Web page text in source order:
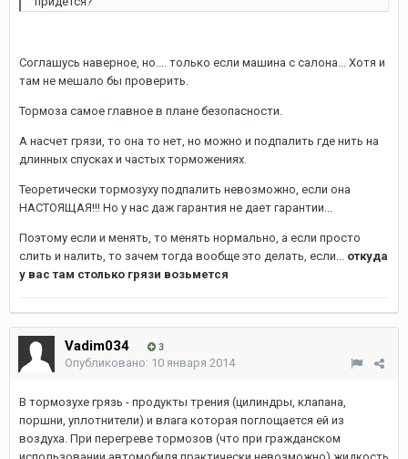
Соглашусь наверное, но.... только если машина с салона... Хотя и
там не мешало бы проверить.
Тормоза самое главное в плане безопасности.
А насчет грязи, то она то нет, но можно и подпалить где нить на
длинных спусках и частых торможениях.
Теоретически тормозуху подпалить невозможно, если она
НАСТОЯЩАЯ!!! Но у нас даж гарантия не дает гарантии...
Поэтому если и менять, то менять нормально, а если просто
слить и налить, то зачем тогда вообще это делать, если... откуда
у вас там столько грязи возьмется
Vadim034 3
Опубликовано: 10 января 2014
В тормозухе грязь - продукты трения (цилиндры, клапана,
поршни, уплотнители) и влага которая поглощается ей из
воздуха. При перегреве тормозов (что при гражданском